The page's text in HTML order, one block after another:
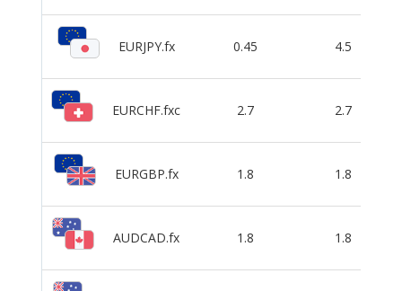
EURJPY.fx 0.45 4.5
EURCHF.fxc 2.7 2.7
EURGBP.fx 1.8 1.8
AUDCAD.fx 1.8 1.8